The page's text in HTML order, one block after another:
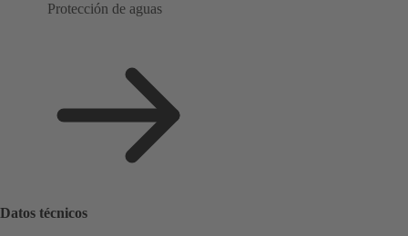
Protección de aguas
Datos técnicos